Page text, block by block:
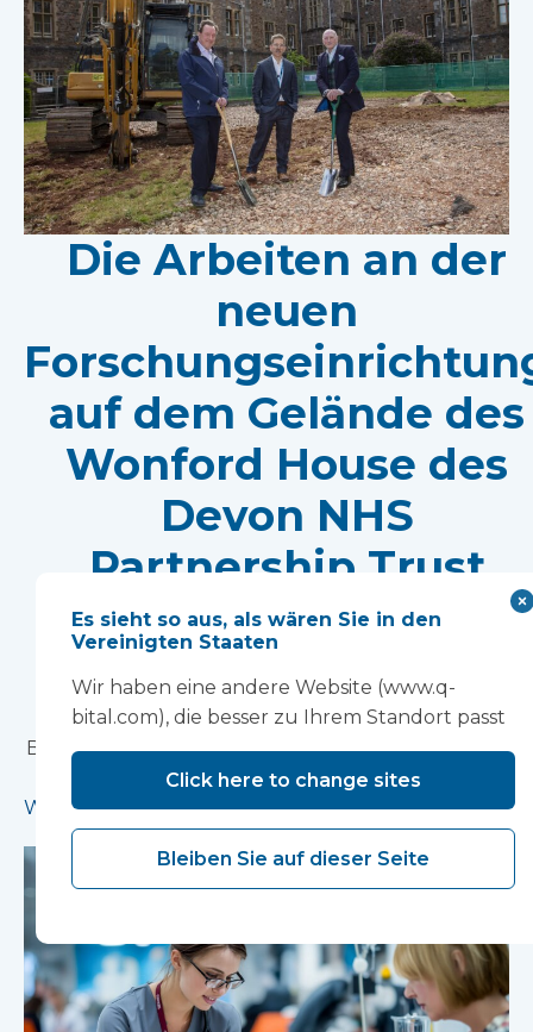
Die Arbeiten an der
neuen
auf dem Gelände des
Wonford House des
Devon NHS
Partnership Trust
haben begonnen.
Die modulare Bauweise wird die Errichtung einer
wegweisenden Forschungseinrichtung
beschleunigen, die die Entwicklung neuer
Behandlungsmethoden für psychische
unterstützt.
Weiterlesen
Es sieht so aus, als wären Sie in den
Vereinigten Staaten
Wir haben eine andere Website (www.q-
bital.com), die besser zu Ihrem Standort passt
Click here to change sites
Bleiben Sie auf dieser Seite